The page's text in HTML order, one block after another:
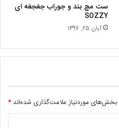
ست مچ بند و جوراب جغجغه ای
SOZZY
آبان 25, 1397
بخش‌های موردنیاز علامت‌گذاری شده‌اند *